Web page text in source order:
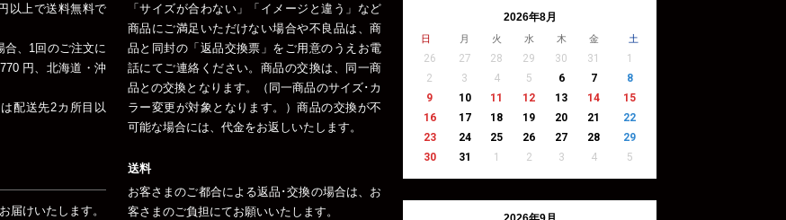
以上で送料無料で
合、1回のご注文に
円、北海道・沖
配送先2カ所目以
届けいたします。
「サイズが合わない」「イメージと違う」など
商品にご満足いただけない場合や不良品は、商
品と同封の「返品交換票」をご用意のうえお電
話にてご連絡ください。商品の交換は、同一商
品との交換となります。（同一商品のサイズ･カ
ラー変更が対象となります。）商品の交換が不
可能な場合には、代金をお返しいたします。
送料
お客さまのご都合による返品･交換の場合は、お
客さまのご負担にてお願いいたします。
2026年8月
日 月 火 水 木 金 土
26 27 28 29 30 31
1
2
3 4 5 6 7
8
9
10 11 12 13 14
15
16
17 18 19 20 21
22
23
24 25 26 27 28
29
30
31 1 2 3 4 5